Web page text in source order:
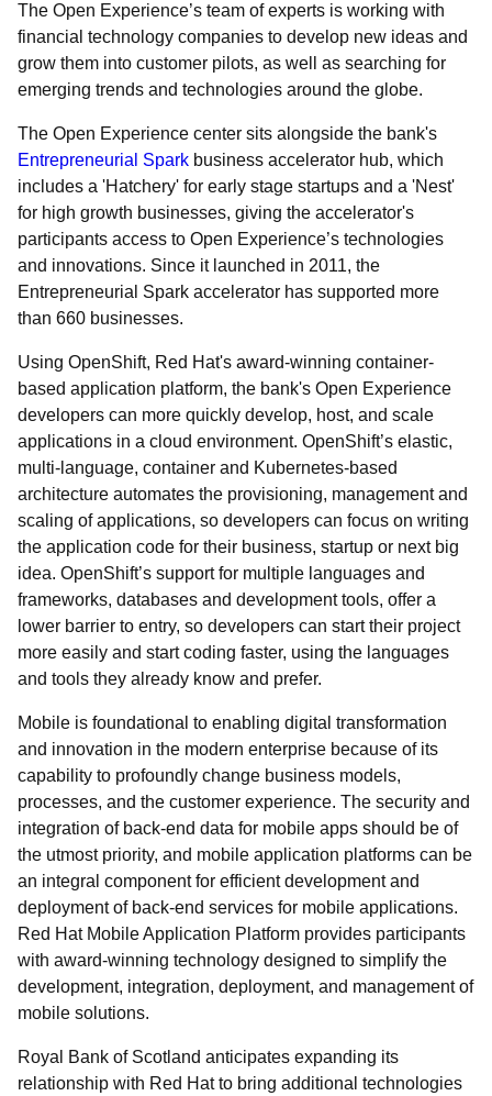
The Open Experience’s team of experts is working with
financial technology companies to develop new ideas and
grow them into customer pilots, as well as searching for
emerging trends and technologies around the globe.
The Open Experience center sits alongside the bank's
Entrepreneurial Spark business accelerator hub, which
includes a 'Hatchery' for early stage startups and a 'Nest'
for high growth businesses, giving the accelerator's
participants access to Open Experience’s technologies
and innovations. Since it launched in 2011, the
Entrepreneurial Spark accelerator has supported more
than 660 businesses.
Using OpenShift, Red Hat's award-winning container-
based application platform, the bank's Open Experience
developers can more quickly develop, host, and scale
applications in a cloud environment. OpenShift’s elastic,
multi-language, container and Kubernetes-based
architecture automates the provisioning, management and
scaling of applications, so developers can focus on writing
the application code for their business, startup or next big
idea. OpenShift’s support for multiple languages and
frameworks, databases and development tools, offer a
lower barrier to entry, so developers can start their project
more easily and start coding faster, using the languages
and tools they already know and prefer.
Mobile is foundational to enabling digital transformation
and innovation in the modern enterprise because of its
capability to profoundly change business models,
processes, and the customer experience. The security and
integration of back-end data for mobile apps should be of
the utmost priority, and mobile application platforms can be
an integral component for efficient development and
deployment of back-end services for mobile applications.
Red Hat Mobile Application Platform provides participants
with award-winning technology designed to simplify the
development, integration, deployment, and management of
mobile solutions.
Royal Bank of Scotland anticipates expanding its
relationship with Red Hat to bring additional technologies